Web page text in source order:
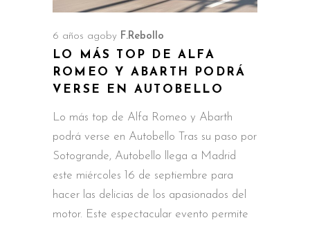
6 años agoby F.Rebollo
LO MÁS TOP DE ALFA
ROMEO Y ABARTH PODRÁ
VERSE EN AUTOBELLO
Lo más top de Alfa Romeo y Abarth
podrá verse en Autobello Tras su paso por
Sotogrande, Autobello llega a Madrid
este miércoles 16 de septiembre para
hacer las delicias de los apasionados del
motor. Este espectacular evento permite